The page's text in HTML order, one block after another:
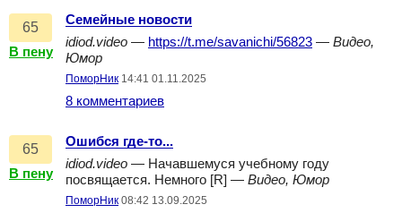
65
В пену
Семейные новости
idiod.video — https://t.me/savanichi/56823 — Видео,
Юмор
ПоморНик 14:41 01.11.2025
8 комментариев
65
В пену
Ошибся где-то...
idiod.video — Начавшемуся учебному году
посвящается. Немного [R] — Видео, Юмор
ПоморНик 08:42 13.09.2025